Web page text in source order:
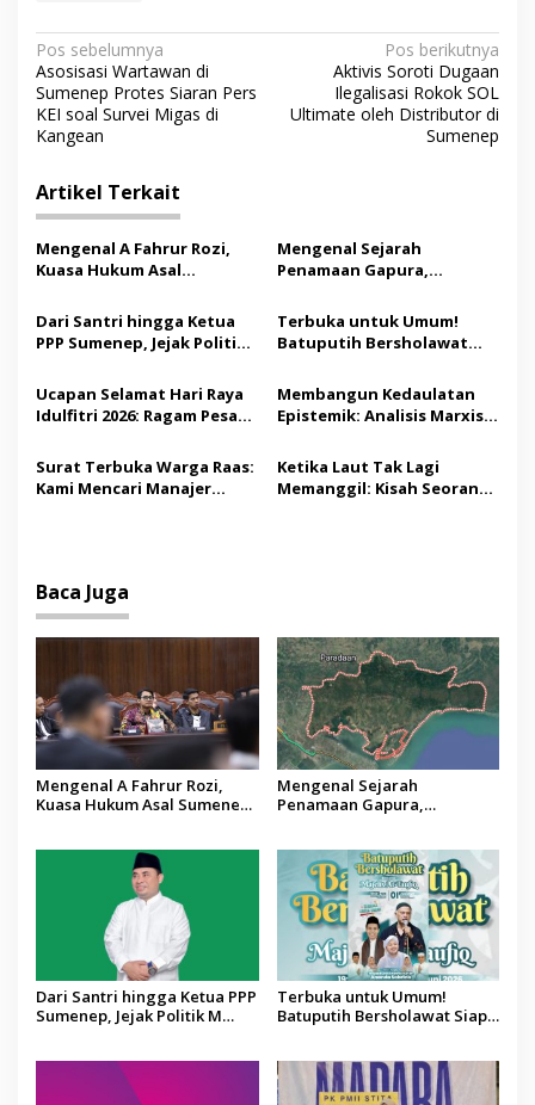
N
a
v
i
g
a
s
i
p
o
s
Pos sebelumnya
Asosisasi Wartawan di
Sumenep Protes Siaran Pers
KEI soal Survei Migas di
Kangean
Pos berikutnya
Aktivis Soroti Dugaan
Ilegalisasi Rokok SOL
Ultimate oleh Distributor di
Sumenep
Artikel Terkait
Mengenal A Fahrur Rozi,
Kuasa Hukum Asal
MK tentang Anggaran MBG
Mengenal Sejarah
Penamaan Gapura,
Sumenep
Dari Santri hingga Ketua
PPP Sumenep, Jejak Politik
Terbuka untuk Umum!
Batuputih Bersholawat
Majelis A-Taufiq
Ucapan Selamat Hari Raya
Idulfitri 2026: Ragam Pesan
Dibagikan
Membangun Kedaulatan
Epistemik: Analisis Marxis
Melawan Dogma Agama
Surat Terbuka Warga Raas:
Kami Mencari Manajer
Ketika Laut Tak Lagi
Memanggil: Kisah Seorang
Baca Juga
Mengenal A Fahrur Rozi,
Kuasa Hukum Asal Sumenep
Mengenal Sejarah
Penamaan Gapura,
Dari Santri hingga Ketua PPP
Sumenep, Jejak Politik M
Terbuka untuk Umum!
Batuputih Bersholawat Siap